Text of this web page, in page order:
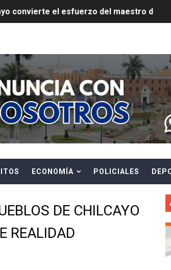
convierte el esfuerzo del maestro de
a la inversión privada y medidas contra
Y BRINDA RECOMENDACIONES
DE LOS CABLES EN DESUSO Y EXHORTA
PONERSE AL DÍA EN SU RECIBO Y
nacional Orgullo Emprendedor con
estuvieron relacionadas con el servicio
de La Libertad fueron sobre el
COMO DIPUTADO "POR LA
ACREDITACIÓN DEL PROGRAMA
ECONOMÍA POLICIALES
DE CHILCAYO
REALIDAD